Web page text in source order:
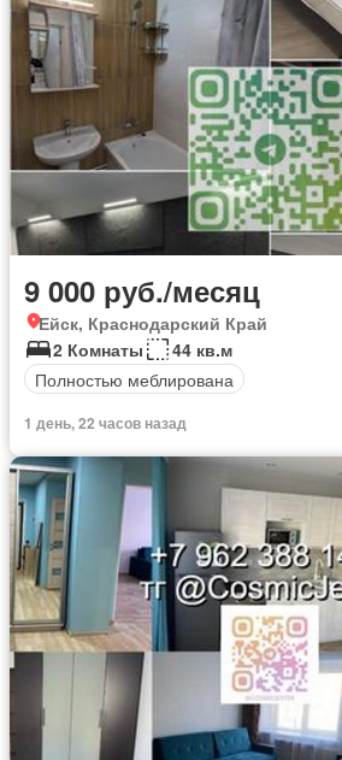
9 000 руб./месяц
Ейск, Краснодарский Край
2 Комнаты
44 кв.м
Полностью меблирована
1 день, 22 часов назад